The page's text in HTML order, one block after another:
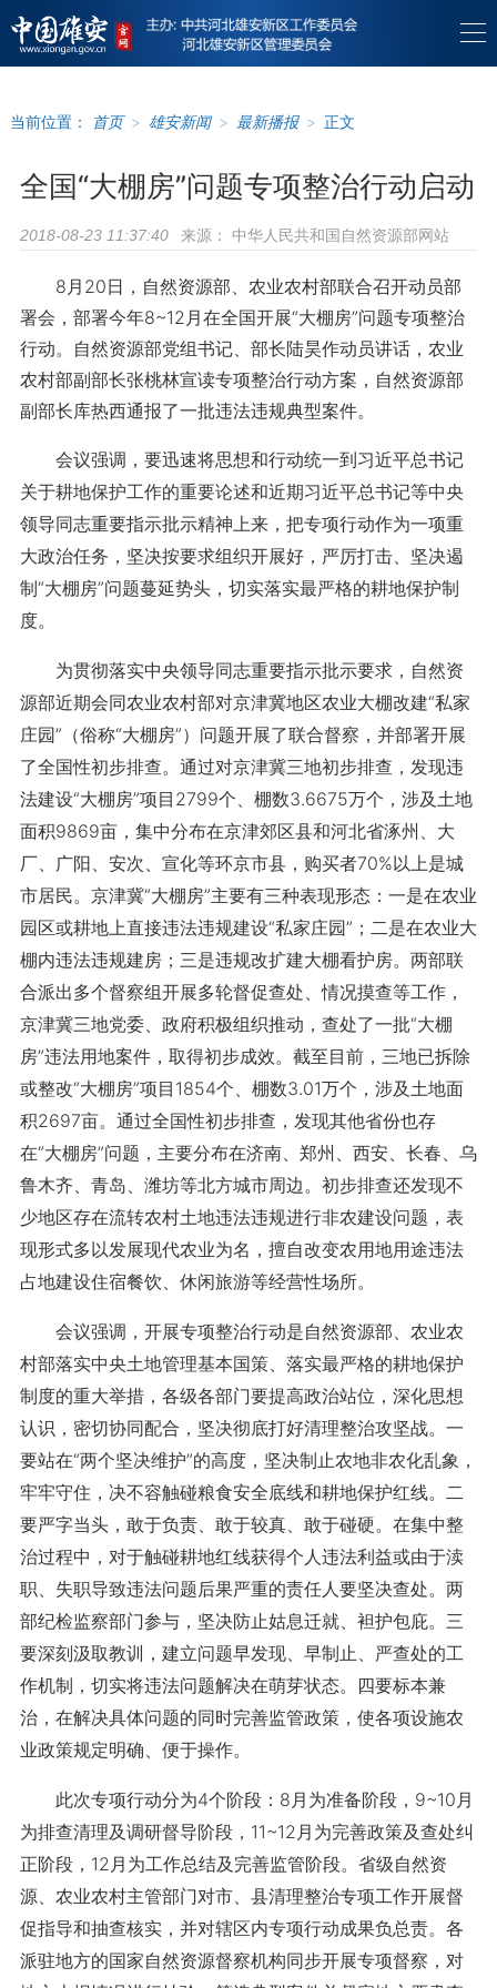
当前位置： 首页 > 雄安新闻 > 最新播报 > 正文
全国“大棚房”问题专项整治行动启动
2018-08-23 11:37:40 来源： 中华人民共和国自然资源部网站
8月20日，自然资源部、农业农村部联合召开动员部
署会，部署今年8~12月在全国开展“大棚房”问题专项整治
行动。自然资源部党组书记、部长陆昊作动员讲话，农业
农村部副部长张桃林宣读专项整治行动方案，自然资源部
副部长库热西通报了一批违法违规典型案件。
会议强调，要迅速将思想和行动统一到习近平总书记
关于耕地保护工作的重要论述和近期习近平总书记等中央
领导同志重要指示批示精神上来，把专项行动作为一项重
大政治任务，坚决按要求组织开展好，严厉打击、坚决遏
制“大棚房”问题蔓延势头，切实落实最严格的耕地保护制
度。
为贯彻落实中央领导同志重要指示批示要求，自然资
源部近期会同农业农村部对京津冀地区农业大棚改建“私家
庄园”（俗称“大棚房”）问题开展了联合督察，并部署开展
了全国性初步排查。通过对京津冀三地初步排查，发现违
法建设“大棚房”项目2799个、棚数3.6675万个，涉及土地
面积9869亩，集中分布在京津郊区县和河北省涿州、大
厂、广阳、安次、宣化等环京市县，购买者70%以上是城
市居民。京津冀“大棚房”主要有三种表现形态：一是在农业
园区或耕地上直接违法违规建设“私家庄园”；二是在农业大
棚内违法违规建房；三是违规改扩建大棚看护房。两部联
合派出多个督察组开展多轮督促查处、情况摸查等工作，
京津冀三地党委、政府积极组织推动，查处了一批“大棚
房”违法用地案件，取得初步成效。截至目前，三地已拆除
或整改“大棚房”项目1854个、棚数3.01万个，涉及土地面
积2697亩。通过全国性初步排查，发现其他省份也存
在“大棚房”问题，主要分布在济南、郑州、西安、长春、乌
鲁木齐、青岛、潍坊等北方城市周边。初步排查还发现不
少地区存在流转农村土地违法违规进行非农建设问题，表
现形式多以发展现代农业为名，擅自改变农用地用途违法
占地建设住宿餐饮、休闲旅游等经营性场所。
会议强调，开展专项整治行动是自然资源部、农业农
村部落实中央土地管理基本国策、落实最严格的耕地保护
制度的重大举措，各级各部门要提高政治站位，深化思想
认识，密切协同配合，坚决彻底打好清理整治攻坚战。一
要站在“两个坚决维护”的高度，坚决制止农地非农化乱象，
牢牢守住，决不容触碰粮食安全底线和耕地保护红线。二
要严字当头，敢于负责、敢于较真、敢于碰硬。在集中整
治过程中，对于触碰耕地红线获得个人违法利益或由于渎
职、失职导致违法问题后果严重的责任人要坚决查处。两
部纪检监察部门参与，坚决防止姑息迁就、袒护包庇。三
要深刻汲取教训，建立问题早发现、早制止、严查处的工
作机制，切实将违法问题解决在萌芽状态。四要标本兼
治，在解决具体问题的同时完善监管政策，使各项设施农
业政策规定明确、便于操作。
此次专项行动分为4个阶段：8月为准备阶段，9~10月
为排查清理及调研督导阶段，11~12月为完善政策及查处纠
正阶段，12月为工作总结及完善监管阶段。省级自然资
源、农业农村主管部门对市、县清理整治专项工作开展督
促指导和抽查核实，并对辖区内专项行动成果负总责。各
派驻地方的国家自然资源督察机构同步开展专项督察，对